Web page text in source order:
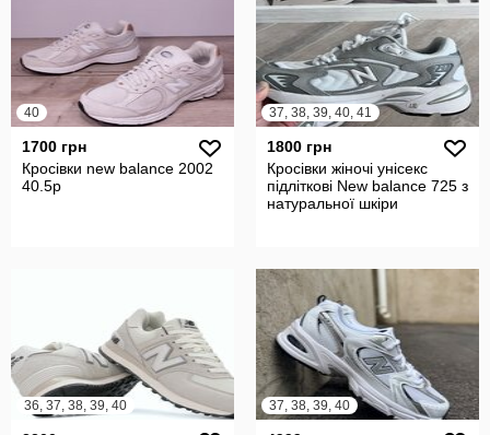
40
1700 грн
Кросівки new balance 2002
40.5р
37, 38, 39, 40, 41
1800 грн
Кросівки жіночі унісекс
підліткові New balance 725 з
натуральної шкіри
36, 37, 38, 39, 40 37, 38, 39, 40